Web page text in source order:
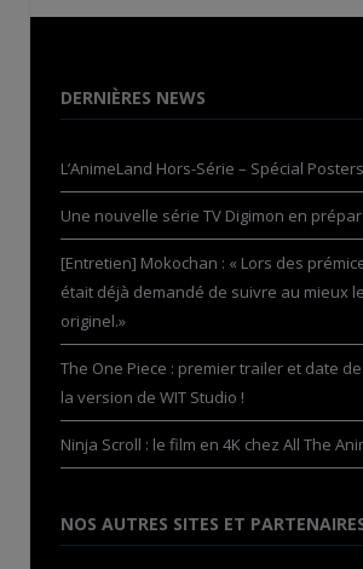
DERNIÈRES NEWS
L’AnimeLand Hors-Série – Spécial
Une nouvelle série TV Digimon en
[Entretien] Mokochan : « Lors des
était déjà demandé de suivre au mieux
originel.»
The One Piece : premier trailer et date
la version de WIT Studio !
Ninja Scroll : le film en 4K chez All The
NOS AUTRES SITES ET